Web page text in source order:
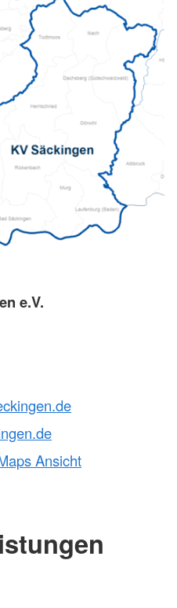
e.V.
Ansicht